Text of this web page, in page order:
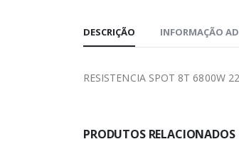
DESCRIÇÃO INFORMAÇÃO
RESISTENCIA SPOT 8T 6800W
PRODUTOS RELACIONADOS